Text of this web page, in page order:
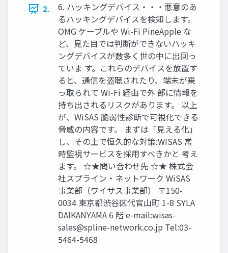
2.
6. ハッキングデバイス・・・悪意のあ
るハッキングデバイスを検知します。
OMG ケーブルや Wi-Fi PineApple な
ど、見た目では判断ができないハッキ
ングデバイスが数多く世の中に出回っ
ていま す。これらのデバイスを放置す
ると、通信を盗聴されたり、端末が乗
っ取られて Wi-Fi 経由で外 部に情報を
持ち出されるリスクがあります。 以上
が、WiSAS 脆弱性診断で可視化できる
脅威の内容です。 まずは「見える化」
し、その上で恒久的な対策:WISAS 常
時監視サービスを採用すべきかと 考え
ます。 ☆★問い合わせ先 ☆★ 株式会
社スプライン・ネットワーク WiSAS
事業部（ワイサス事業部） 〒150-
0034 東京都渋谷区代官山町 1-8 SYLA
DAIKANYAMA 6 階 e-mail:wisas-
sales@spline-network.co.jp Tel:03-
5464-5468